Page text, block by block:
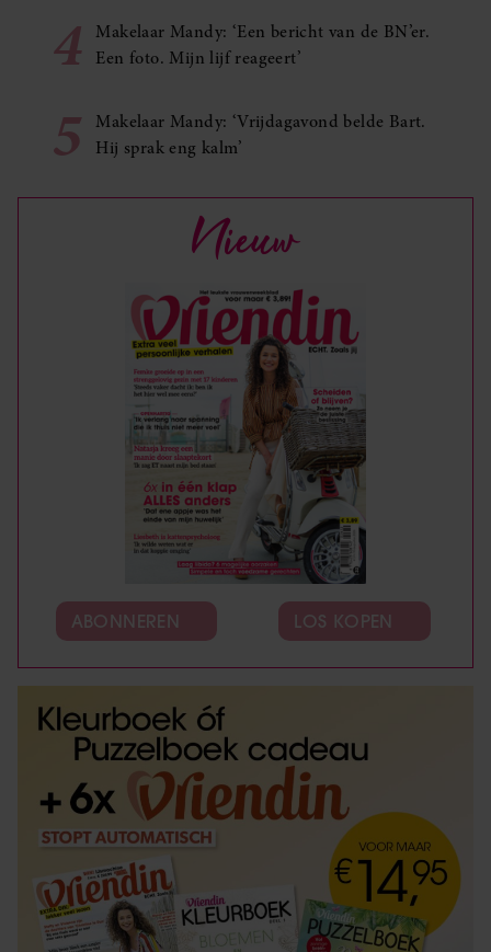
4
Makelaar Mandy: ‘Een bericht van de BN’er.
Een foto. Mijn lijf reageert’
5
Makelaar Mandy: ‘Vrijdagavond belde Bart.
Hij sprak eng kalm’
Nieuw
ABONNEREN LOS KOPEN